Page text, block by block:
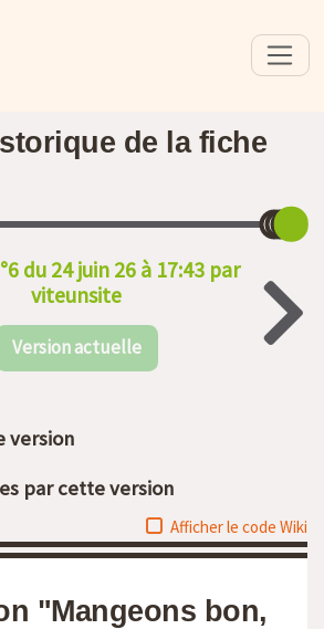
de la fiche
du 24 juin 26 à 17:43 par
viteunsite
Version actuelle
version
par cette version
Afficher le code Wiki
"Mangeons bon,